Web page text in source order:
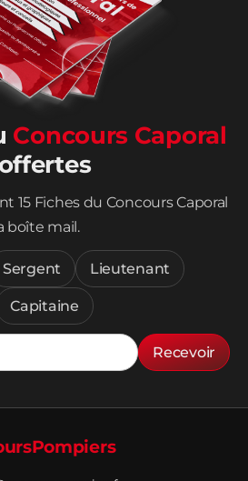
Concours Caporal
offertes
15 Fiches du Concours Caporal
boîte mail.
Sergent Lieutenant
Capitaine
Recevoir
Pompiers